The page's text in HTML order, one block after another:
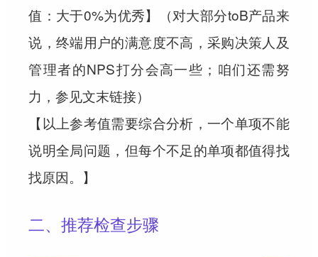
值：大于0%为优秀】（对大部分toB产品来
说，终端用户的满意度不高，采购决策人及
管理者的NPS打分会高一些；咱们还需努
力，参见文末链接）
【以上参考值需要综合分析，一个单项不能
说明全局问题，但每个不足的单项都值得找
找原因。】
二、推荐检查步骤